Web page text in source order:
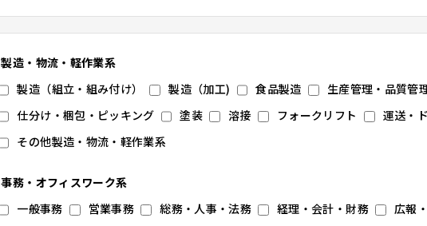
製造・物流・軽作業系
製造（組立・組み付け）
製造（加工) 食品製造 生産管理・品質管
仕分け・梱包・ピッキング
塗装 溶接 フォークリフト 運送・
その他製造・物流・軽作業系
事務・オフィスワーク系
一般事務
営業事務 総務・人事・法務 経理・会計・財務 広報